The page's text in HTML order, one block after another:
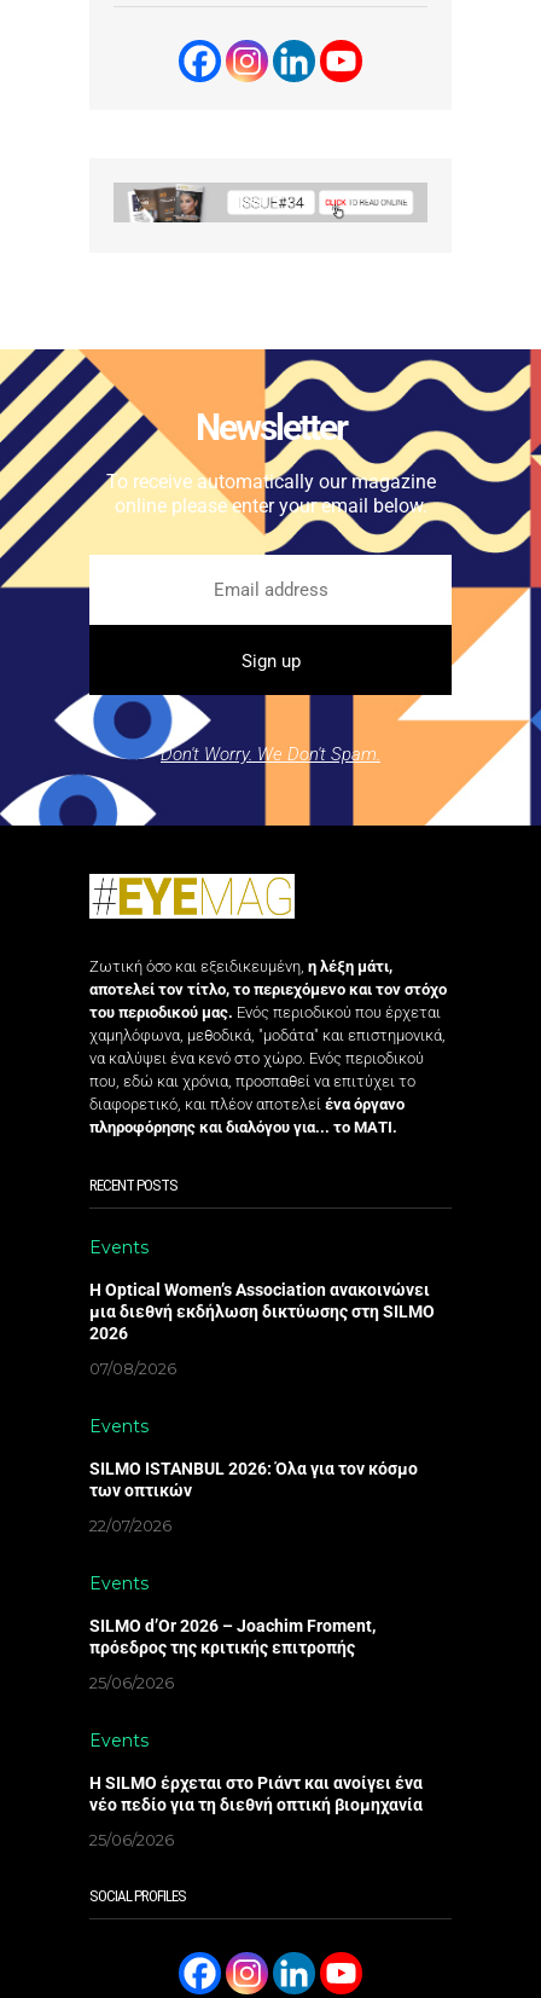
Newsletter
To receive automatically our magazine
online please enter your email below.
Don't Worry. We Don't Spam.
Ζωτική όσο και εξειδικευμένη, η λέξη μάτι,
αποτελεί τον τίτλο, το περιεχόμενο και τον στόχο
του περιοδικού μας. Ενός περιοδικού που έρχεται
χαμηλόφωνα, μεθοδικά, "μοδάτα" και επιστημονικά,
να καλύψει ένα κενό στο χώρο. Ενός περιοδικού
που, εδώ και χρόνια, προσπαθεί να επιτύχει το
διαφορετικό, και πλέον αποτελεί ένα όργανο
πληροφόρησης και διαλόγου για... το ΜΑΤΙ.
RECENT POSTS
Events
Η Optical Women’s Association ανακοινώνει
μια διεθνή εκδήλωση δικτύωσης στη SILMO
2026
07/08/2026
Events
SILMO ISTANBUL 2026: Όλα για τον κόσμο
των οπτικών
22/07/2026
Events
SILMO d’Or 2026 – Joachim Froment,
πρόεδρος της κριτικής επιτροπής
25/06/2026
Events
Η SILMO έρχεται στο Ριάντ και ανοίγει ένα
νέο πεδίο για τη διεθνή οπτική βιομηχανία
25/06/2026
SOCIAL PROFILES